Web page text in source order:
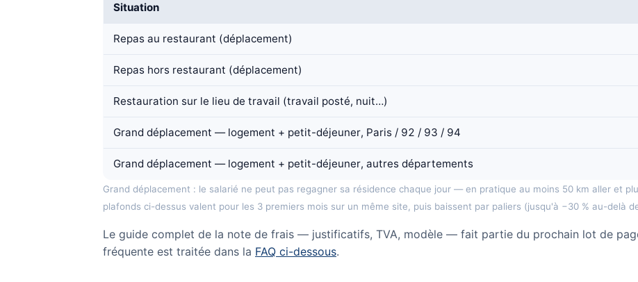
Situation
Repas au restaurant (déplacement)
Repas hors restaurant (déplacement)
Restauration sur le lieu de travail (travail posté, nuit…)
Grand déplacement — logement + petit-déjeuner, Paris / 92 / 93 / 94
Grand déplacement — logement + petit-déjeuner, autres départements
Grand déplacement : le salarié ne peut pas regagner sa résidence chaque jour — en pratique au moins 50 km aller et
plafonds ci-dessus valent pour les 3 premiers mois sur un même site, puis baissent par paliers (jusqu'à −30 % au-delà
Le guide complet de la note de frais — justificatifs, TVA, modèle — fait partie du prochain lot de
fréquente est traitée dans la FAQ ci-dessous.